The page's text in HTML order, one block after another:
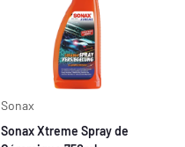
Sonax
Sonax Xtreme Spray de